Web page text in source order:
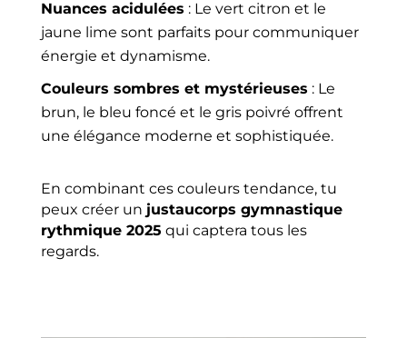
Nuances acidulées : Le vert citron et le
jaune lime sont parfaits pour communiquer
énergie et dynamisme.
Couleurs sombres et mystérieuses : Le
brun, le bleu foncé et le gris poivré offrent
une élégance moderne et sophistiquée.
En combinant ces couleurs tendance, tu
peux créer un justaucorps gymnastique
rythmique 2025 qui captera tous les
regards.